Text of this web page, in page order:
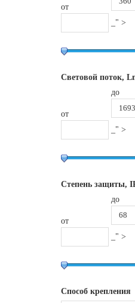
от
_" >
Световой поток,
от
до
_" >
Степень защиты,
от
до
_" >
Способ крепления